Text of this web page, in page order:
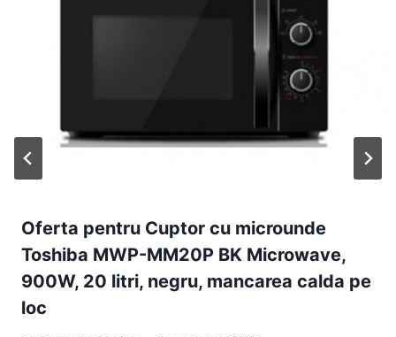
Oferta pentru Cuptor cu microunde
Toshiba MWP-MM20P BK Microwave,
900W, 20 litri, negru, mancarea calda pe
loc